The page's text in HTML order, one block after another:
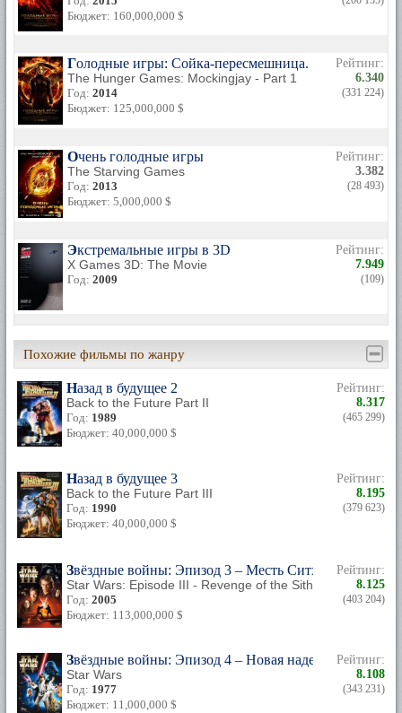
Бюджет: 160,000,000 $
Голодные игры: Сойка-пересмешница. Часть I
The Hunger Games: Mockingjay - Part 1
Год: 2014
Бюджет: 125,000,000 $
Рейтинг:
6.340
(331 224)
Очень голодные игры
The Starving Games
Год: 2013
Бюджет: 5,000,000 $
Рейтинг:
3.382
(28 493)
Экстремальные игры в 3D
X Games 3D: The Movie
Год: 2009
Рейтинг:
7.949
(109)
Похожие фильмы по жанру
Назад в будущее 2
Back to the Future Part II
Год: 1989
Бюджет: 40,000,000 $
Рейтинг:
8.317
(465 299)
Назад в будущее 3
Back to the Future Part III
Год: 1990
Бюджет: 40,000,000 $
Рейтинг:
8.195
(379 623)
Звёздные войны: Эпизод 3 – Месть Ситхов
Star Wars: Episode III - Revenge of the Sith
Год: 2005
Бюджет: 113,000,000 $
Рейтинг:
8.125
(403 204)
Звёздные войны: Эпизод 4 – Новая надежда
Star Wars
Год: 1977
Бюджет: 11,000,000 $
Рейтинг:
8.108
(343 231)